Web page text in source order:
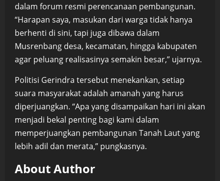
dalam forum resmi perencanaan pembangunan.
“Harapan saya, masukan dari warga tidak hanya
berhenti di sini, tapi juga dibawa dalam
Musrenbang desa, kecamatan, hingga kabupaten
agar peluang realisasinya semakin besar,” ujarnya.
Politisi Gerindra tersebut menekankan, setiap
suara masyarakat adalah amanah yang harus
diperjuangkan. “Apa yang disampaikan hari ini akan
menjadi bekal penting bagi kami dalam
memperjuangkan pembangunan Tanah Laut yang
lebih adil dan merata,” pungkasnya.
About Author